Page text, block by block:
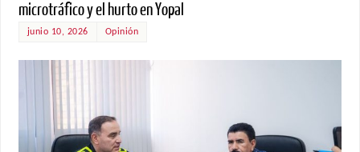
microtráfico y el hurto en Yopal
junio 10, 2026 Opinión